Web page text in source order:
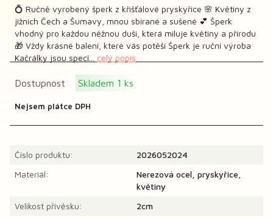
💍 Ručně vyrobený šperk z křišťálové pryskyřice 🌸 Květiny z
jižních Čech a Šumavy, mnou sbírané a sušené 💕 Šperk
vhodný pro každou něžnou duši, která miluje květiny a přírodu
🎁 Vždy krásné balení, které vás potěší Šperk je ruční výroba
Kačrálky jsou speci... celý popis
Dostupnost Skladem 1 ks
Nejsem plátce DPH
Číslo produktu:
2026052024
Materiál:
Nerezová ocel, pryskyřice,
květiny
Velikost přívěsku:
2cm